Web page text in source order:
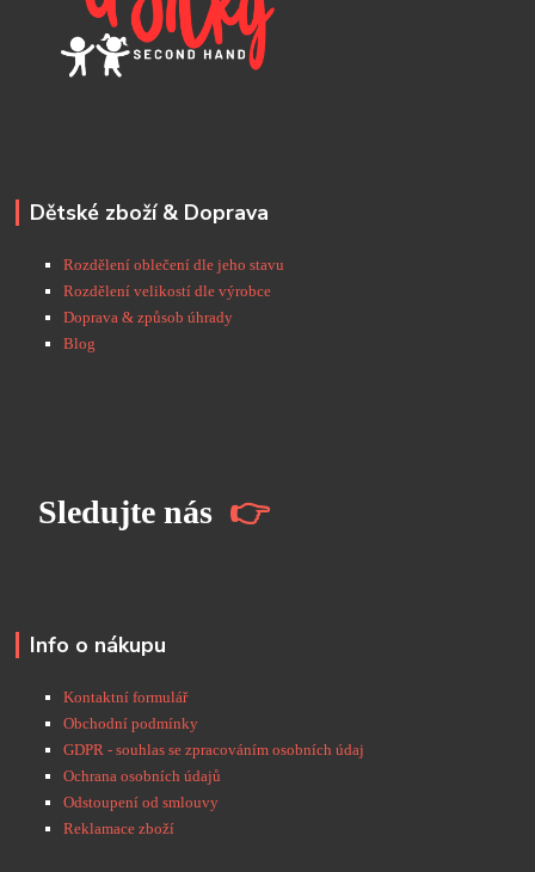
Dětské zboží & Doprava
Rozdělení oblečení dle jeho stavu
Rozdělení velikostí dle výrobce
Doprava & způsob úhrady
Blog
Sledujte nás 👉
Info o nákupu
Kontaktní formulář
Obchodní podmínky
GDPR - souhlas se zpracováním osobních údaj
Ochrana osobních údajů
Odstoupení od smlouvy
Reklamace zboží